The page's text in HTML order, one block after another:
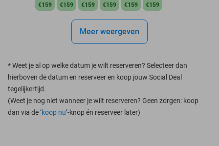
€159 €159 €159 €159 €159 €159
Meer weergeven
*Weet je al op welke datum je wilt reserveren? Selecteer dan
hierboven de datum en reserveer en koop jouw Social Deal
tegelijkertijd.
(Weet je nog niet wanneer je wilt reserveren? Geen zorgen: koop
dan via de ‘koop nu’-knop én reserveer later)